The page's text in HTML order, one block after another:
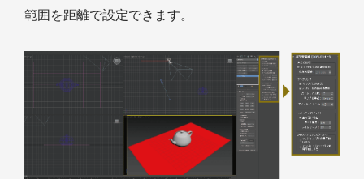
範囲を距離で設定できます。